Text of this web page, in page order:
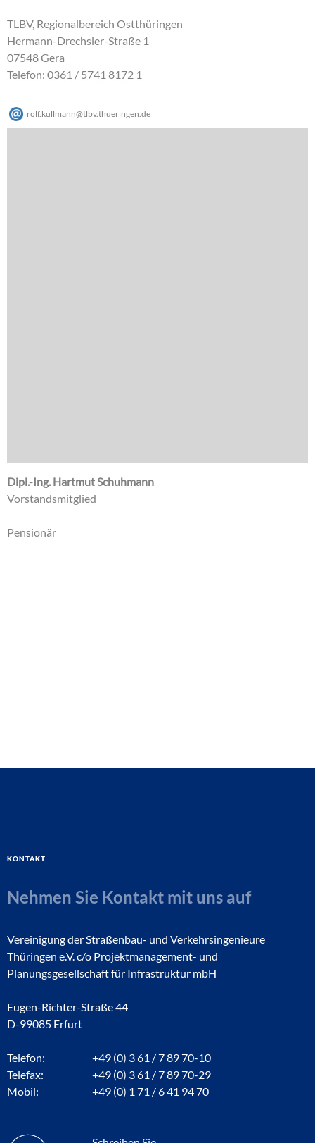
TLBV, Regionalbereich Ostthüringen
Hermann-Drechsler-Straße 1
07548 Gera
Telefon: 0361 / 5741 8172 1
rolf.kullmann@tlbv.thueringen.de
Dipl.-Ing. Hartmut Schuhmann
Vorstandsmitglied
Pensionär
Kontakt
Nehmen Sie Kontakt mit uns auf
Vereinigung der Straßenbau- und Verkehrsingenieure
Thüringen e.V. c/o Projektmanagement- und
Planungsgesellschaft für Infrastruktur mbH
Eugen-Richter-Straße 44
D-99085 Erfurt
Telefon:
+49 (0) 3 61 / 7 89 70-10
Telefax:
+49 (0) 3 61 / 7 89 70-29
Mobil:
+49 (0) 1 71 / 6 41 94 70